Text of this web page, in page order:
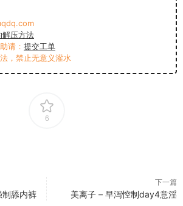
解压方法
请： 提交工单
，禁止无意义灌水
6
制舔内裤
下一篇
美离子 – 早泻悾制day4意淫